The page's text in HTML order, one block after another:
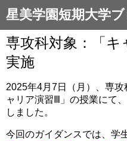
星美学園短期大学
専攻科対象：「キ
実施
2025年4月7日（月）、専
ャリア演習Ⅲ」の授業にて
しました。
今回のガイダンスでは、学